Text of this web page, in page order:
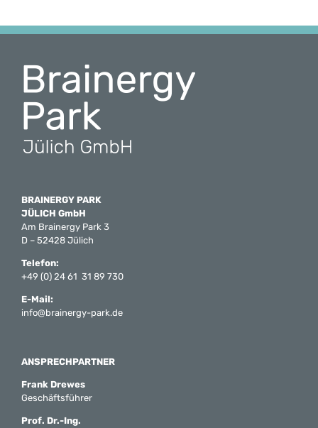
BRAINERGY PARK
JÜLICH GmbH
Am Brainergy Park 3
D – 52428 Jülich
Telefon:
+49 (0) 24 61 31 89 730
E-Mail:
info@brainergy-park.de
ANSPRECHPARTNER
Frank Drewes
Geschäftsführer
Prof. Dr.-Ing.